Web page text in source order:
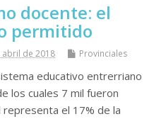
docente: el
permitido
abril de 2018 Provinciales
educativo entrerriano
los cuales 7 mil fueron
representa el 17% de la